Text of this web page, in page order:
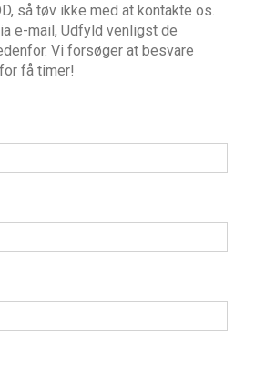
så tøv ikke med at kontakte os.
e-mail, Udfyld venligst de
Vi forsøger at besvare
få timer!